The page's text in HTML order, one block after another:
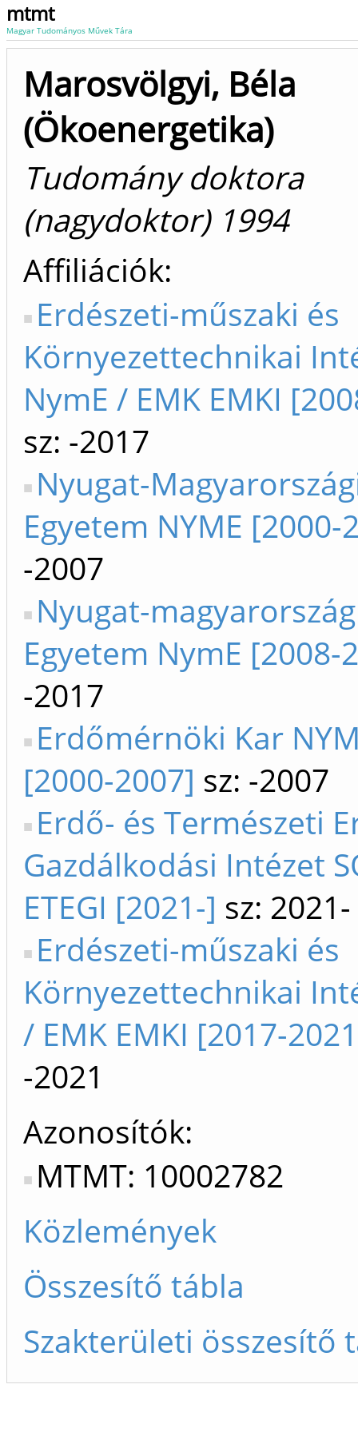
mtmt
Magyar Tudományos Művek Tára
Marosvölgyi, Béla
(Ökoenergetika)
Tudomány doktora
(nagydoktor) 1994
Affiliációk
Erdészeti-műszaki és
Környezettechnikai
NymE / EMK EMKI
sz: -2017
Nyugat-
Egyetem NYME [2000-
-2007
Nyugat-
Egyetem NymE [2008-
-2017
Erdőmérnöki Kar
[2000-2007] sz: -2007
Erdő- és Természeti
Gazdálkodási Intézet
ETEGI [2021-] sz: 2021-
Erdészeti-műszaki és
Környezettechnikai
/ EMK EMKI [2017-
-2021
Azonosítók
MTMT: 10002782
Közlemények
Összesítő tábla
Szakterületi összesítő